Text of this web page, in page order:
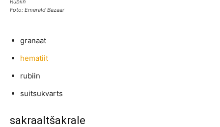
Rubiin
Foto: Emerald Bazaar
granaat
hematiit
rubiin
suitsukvarts
sakraaltšakrale